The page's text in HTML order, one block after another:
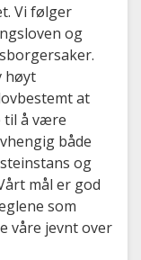
Vi følger
og
høyt
at
til å være
både
og
mål er god
som
våre jevnt over